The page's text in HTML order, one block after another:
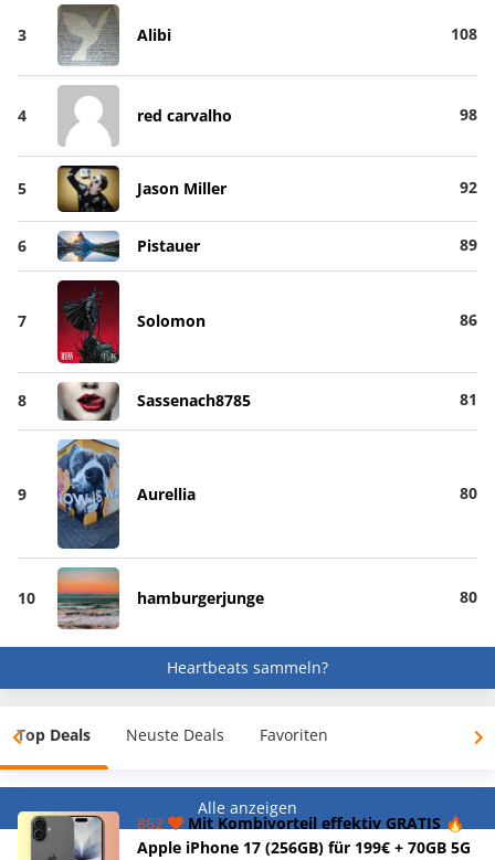
3 Alibi 108
4 red carvalho 98
5 Jason Miller 92
6 Pistauer 89
7 Solomon 86
8 Sassenach8785 81
9 Aurellia 80
10 hamburgerjunge 80
Heartbeats sammeln?
Top Deals Neuste Deals Favoriten
Alle anzeigen
862
Mit Kombivorteil effektiv GRATIS 🔥
Apple iPhone 17 (256GB) für 199€ + 70GB 5G